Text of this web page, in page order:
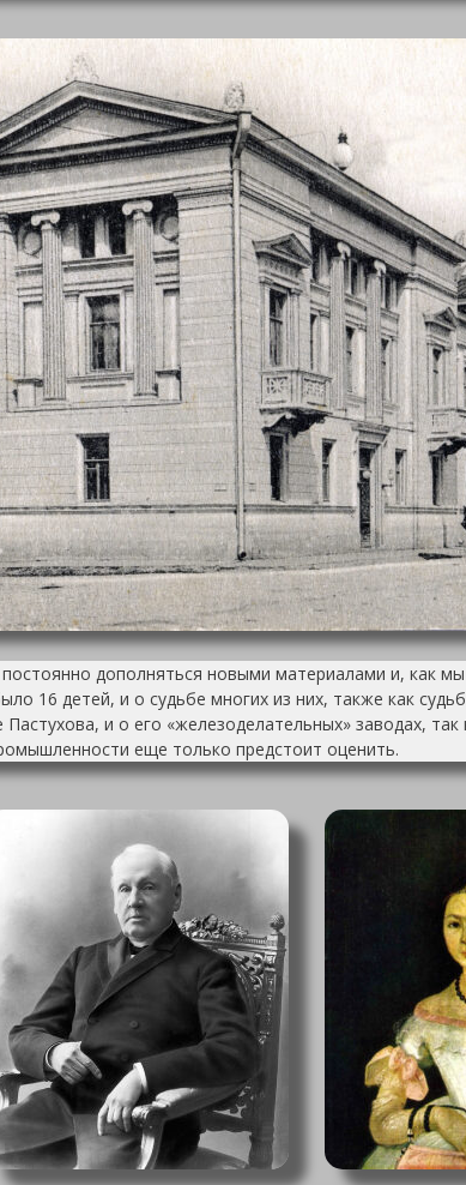
дополняться новыми материалами и, как
16 детей, и о судьбе многих из них, также как
и о его «железоделательных» заводах,
еще только предстоит оценить.